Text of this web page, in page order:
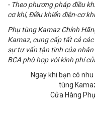
- Theo phương pháp điều
cơ khí, Điều khiển điện-cơ
Phụ tùng Kamaz Chính
Kamaz, cung cấp tất cả
sự tư vấn tận tình của
BCA phù hợp với kinh phí
Ngay khi bạn có nhu
tùng
Cửa Hàng